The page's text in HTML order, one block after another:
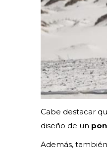
Cabe destacar
diseño de un
Además,